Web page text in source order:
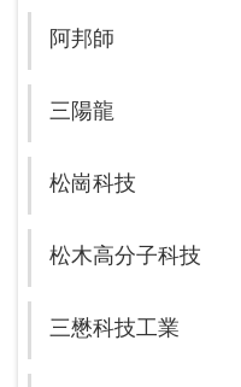
阿邦師
三陽龍
松崗科技
松木高分子科技
三懋科技工業